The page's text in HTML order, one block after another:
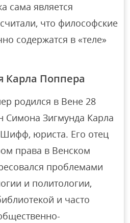
сама является
что философские
содержатся в «теле»
Карла Поппера
родился в Вене 28
Симона Зигмунда Карла
юриста. Его отец
права в Венском
проблемами
и политологии,
и часто